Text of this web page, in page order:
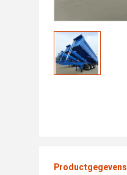
Productgegevens